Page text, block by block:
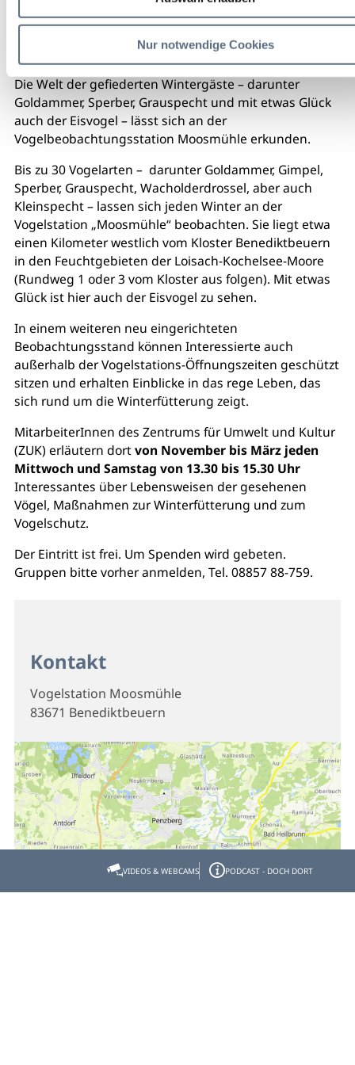
Nur notwendige Cookies
Die Welt der gefiederten Wintergäste – darunter
Goldammer, Sperber, Grauspecht und mit etwas Glück
auch der Eisvogel – lässt sich an der
Vogelbeobachtungsstation Moosmühle erkunden.
Bis zu 30 Vogelarten – darunter Goldammer, Gimpel,
Sperber, Grauspecht, Wacholderdrossel, aber auch
Kleinspecht – lassen sich jeden Winter an der
Vogelstation „Moosmühle“ beobachten. Sie liegt etwa
einen Kilometer westlich vom Kloster Benediktbeuern
in den Feuchtgebieten der Loisach-Kochelsee-Moore
(Rundweg 1 oder 3 vom Kloster aus folgen). Mit etwas
Glück ist hier auch der Eisvogel zu sehen.
In einem weiteren neu eingerichteten
Beobachtungsstand können Interessierte auch
außerhalb der Vogelstations-Öffnungszeiten geschützt
sitzen und erhalten Einblicke in das rege Leben, das
sich rund um die Winterfütterung zeigt.
MitarbeiterInnen des Zentrums für Umwelt und Kultur
(ZUK) erläutern dortvon November bis März jeden
Mittwoch und Samstag von 13.30 bis 15.30 Uhr
Interessantes über Lebensweisen der gesehenen
Vögel, Maßnahmen zur Winterfütterung und zum
Vogelschutz.
Der Eintritt ist frei. Um Spenden wird gebeten.
Gruppen bitte vorher anmelden, Tel. 08857 88-759.
Kontakt
Vogelstation Moosmühle
83671 Benediktbeuern
VIDEOS & WEBCAMS PODCAST - DOCH DORT